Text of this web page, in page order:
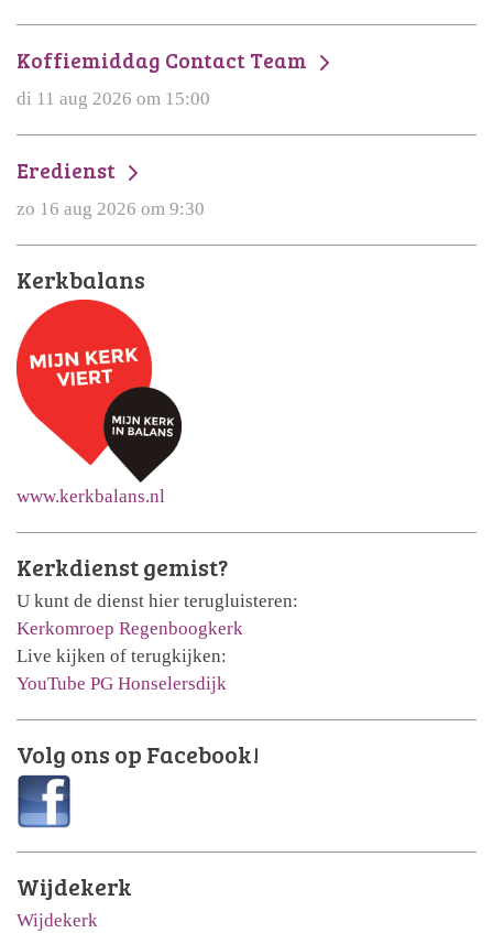
Koffiemiddag Contact Team
di 11 aug 2026 om 15:00
Eredienst
zo 16 aug 2026 om 9:30
Kerkbalans
www.kerkbalans.nl
Kerkdienst gemist?
U kunt de dienst hier terugluisteren:
Kerkomroep Regenboogkerk
Live kijken of terugkijken:
YouTube PG Honselersdijk
Volg ons op Facebook!
Wijdekerk
Wijdekerk